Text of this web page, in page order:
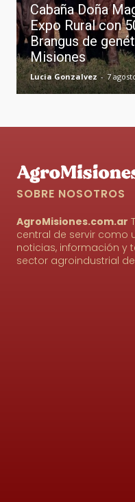
Cabaña Doña
Expo Rural con
Brangus de
Misiones
Lucia Gonzalvez - 7
SOBRE NOSOTROS
AgroMisiones.com.ar
central de servir como
noticias, información y
sector agroindustrial